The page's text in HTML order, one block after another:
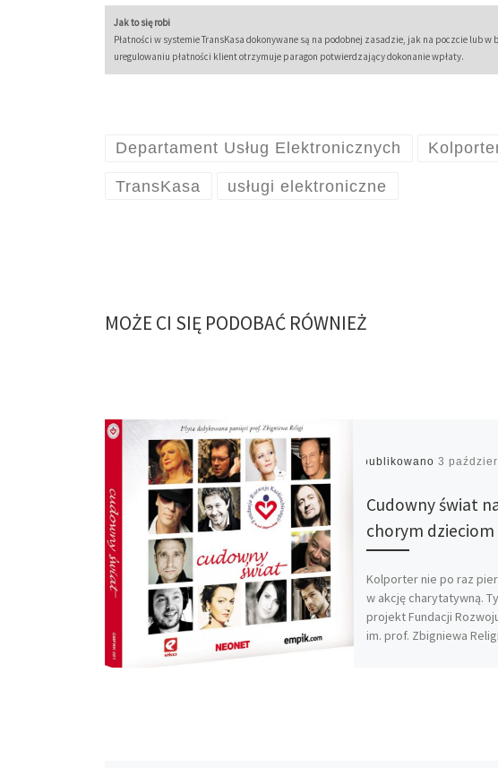
Jak to się robi
Płatności w systemie TransKasa dokonywane są na podobnej zasadzie, jak na poczcie
uregulowaniu płatności klient otrzymuje paragon potwierdzający dokonanie wpłaty.
Departament Usług Elektronicznych
TransKasa usługi elektroniczne
MOŻE CI SIĘ PODOBAĆ RÓWNIEŻ
Opublikowano 3
Cudowny świat
chorym dzieciom
Kolporter nie po raz
w akcję charytatywną.
projekt Fundacji
im. prof. Zbigniewa